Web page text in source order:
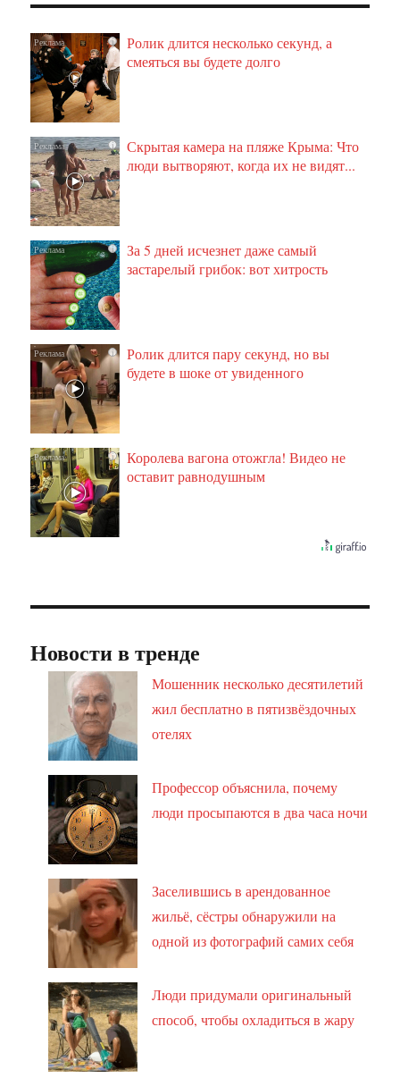
i
Ролик длится несколько секунд, а
смеяться вы будете долго
i
Скрытая камера на пляже Крыма: Что
люди вытворяют, когда их не видят...
i
За 5 дней исчезнет даже самый
застарелый грибок: вот хитрость
i
Ролик длится пару секунд, но вы
будете в шоке от увиденного
i
Королева вагона отожгла! Видео не
оставит равнодушным
Новости в тренде
Мошенник несколько десятилетий
жил бесплатно в пятизвёздочных
отелях
Профессор объяснила, почему
люди просыпаются в два часа ночи
Заселившись в арендованное
жильё, сёстры обнаружили на
одной из фотографий самих себя
Люди придумали оригинальный
способ, чтобы охладиться в жару